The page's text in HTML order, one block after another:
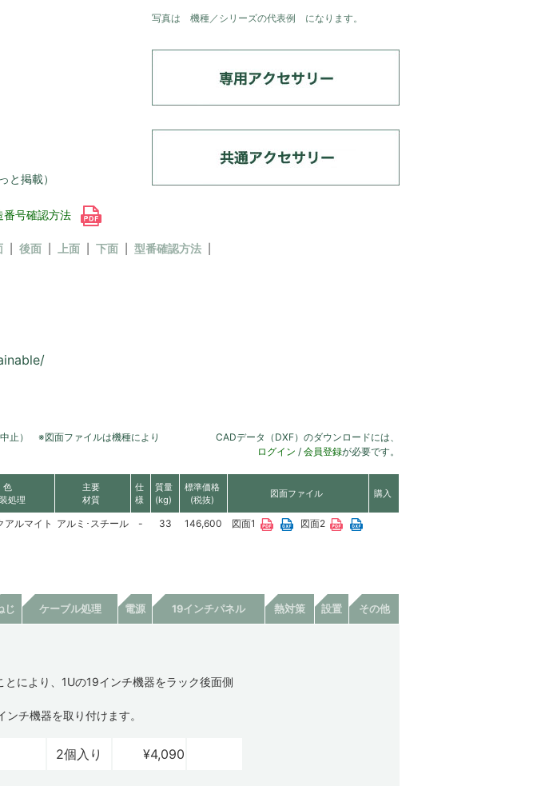
と掲載）
番号確認方法
写真は 機種／シリーズの代表例 になります。
後面 上面 下面 型番確認方法
） ※図面ファイルは機種により
CADデータ（DXF）のダウンロードには、
ログイン / 会員登録が必要です。
色
処理
主要
材質
仕
様
質量
(kg)
標準価格
(税抜)
図面ファイル 購入
アルマイト アルミ･スチール - 33 146,600 図面1 図面2
じ ケーブル処理 電源 19インチパネル 熱対策 設置 その他
により、1Uの19インチ機器をラック後面側
チ機器を取り付けます。
2個入り ¥4,090